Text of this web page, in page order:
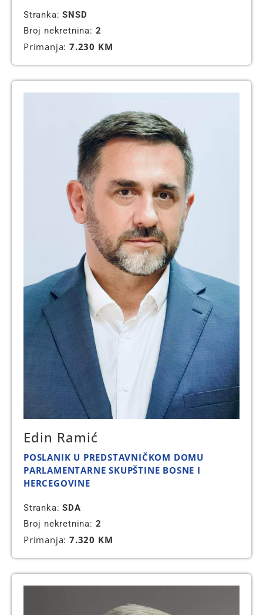
Stranka:SNSD
Broj nekretnina: 2
Primanja: 7.230 KM
Edin Ramić
POSLANIK U PREDSTAVNIČKOM DOMU
PARLAMENTARNE SKUPŠTINE BOSNE I
HERCEGOVINE
Stranka:SDA
Broj nekretnina: 2
Primanja: 7.320 KM